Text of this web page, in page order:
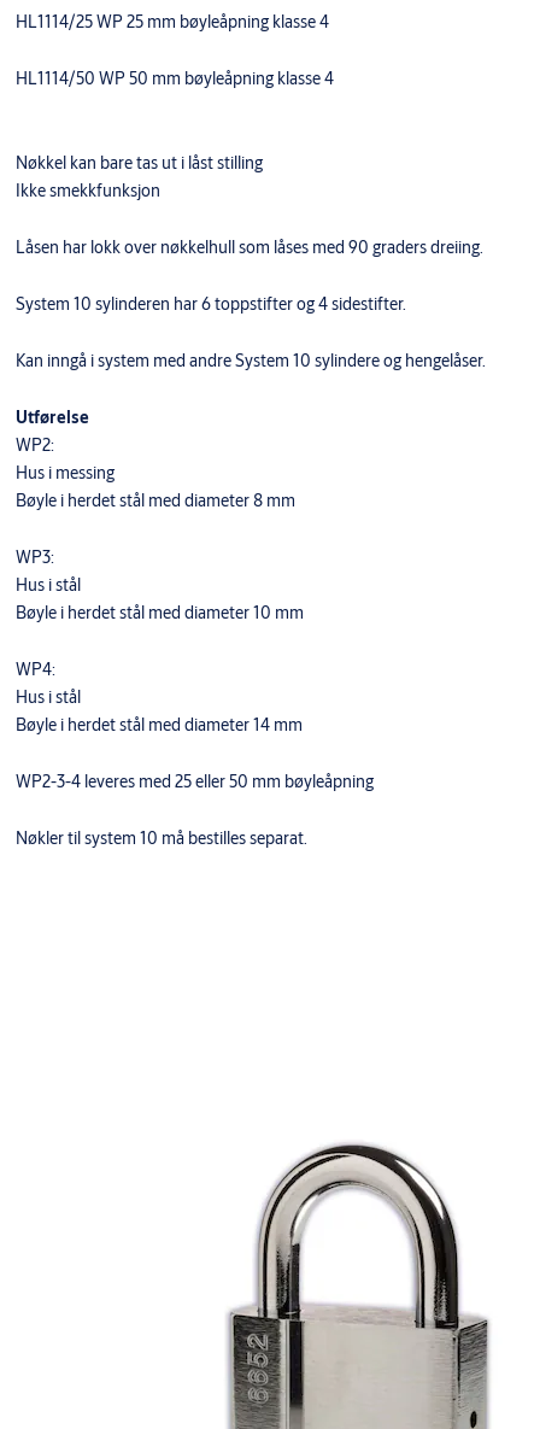
HL1114/25 WP 25 mm bøyleåpning klasse 4
HL1114/50 WP 50 mm bøyleåpning klasse 4
Nøkkel kan bare tas ut i låst stilling
Ikke smekkfunksjon
Låsen har lokk over nøkkelhull som låses med 90 graders dreiing.
System 10 sylinderen har 6 toppstifter og 4 sidestifter.
Kan inngå i system med andre System 10 sylindere og hengelåser.
Utførelse
WP2:
Hus i messing
Bøyle i herdet stål med diameter 8 mm
WP3:
Hus i stål
Bøyle i herdet stål med diameter 10 mm
WP4:
Hus i stål
Bøyle i herdet stål med diameter 14 mm
WP2-3-4 leveres med 25 eller 50 mm bøyleåpning
Nøkler til system 10 må bestilles separat.